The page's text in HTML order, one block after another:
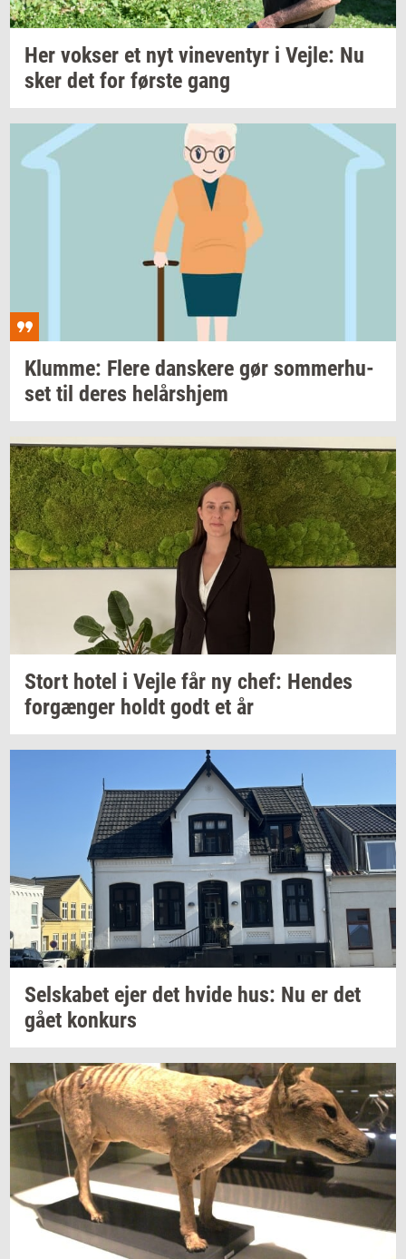
Her vok­ser et nyt vi­ne­ven­tyr i Vejle: Nu
sker det for før­ste gang
Klum­me: Flere dan­ske­re gør som­mer­hu­
set til deres helårs­hjem
Stort hotel i Vejle får ny chef: Hen­des
for­gæn­ger holdt godt et år
Sel­ska­bet ejer det hvide hus: Nu er det
gået kon­kurs